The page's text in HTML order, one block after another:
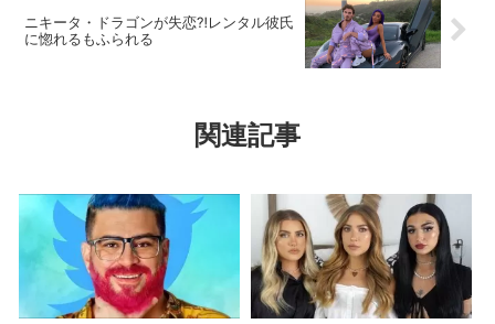
ニキータ・ドラゴンが失恋⁈レンタル彼氏
に惚れるもふられる
関連記事